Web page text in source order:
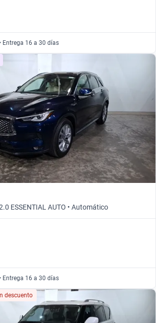
Entrega 16 a 30 días
ESSENTIAL AUTO • Automático
Entrega 16 a 30 días
descuento